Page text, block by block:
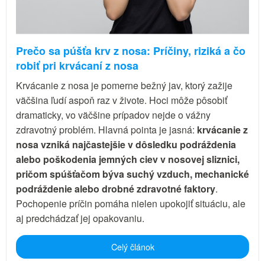
Prečo sa púšťa krv z nosa: Príčiny, riziká a čo
robiť pri krvácaní z nosa
Krvácanie z nosa je pomerne bežný jav, ktorý zažije
väčšina ľudí aspoň raz v živote. Hoci môže pôsobiť
dramaticky, vo väčšine prípadov nejde o vážny
zdravotný problém. Hlavná pointa je jasná: krvácanie z
nosa vzniká najčastejšie v dôsledku podráždenia
alebo poškodenia jemných ciev v nosovej sliznici,
pričom spúšťačom býva suchý vzduch, mechanické
podráždenie alebo drobné zdravotné faktory.
Pochopenie príčin pomáha nielen upokojiť situáciu, ale
aj predchádzať jej opakovaniu.
Celý článok